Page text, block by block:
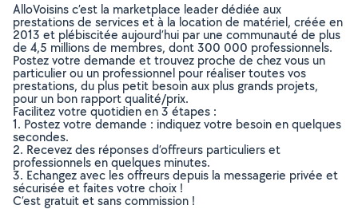
AlloVoisins c’est la marketplace leader dédiée aux
prestations de services et à la location de matériel, créée en
2013 et plébiscitée aujourd’hui par une communauté de plus
de 4,5 millions de membres, dont 300 000 professionnels.
Postez votre demande et trouvez proche de chez vous un
particulier ou un professionnel pour réaliser toutes vos
prestations, du plus petit besoin aux plus grands projets,
pour un bon rapport qualité/prix.
Facilitez votre quotidien en 3 étapes :
1. Postez votre demande : indiquez votre besoin en quelques
secondes.
2. Recevez des réponses d’offreurs particuliers et
professionnels en quelques minutes.
3. Echangez avec les offreurs depuis la messagerie privée et
sécurisée et faites votre choix !
C’est gratuit et sans commission !